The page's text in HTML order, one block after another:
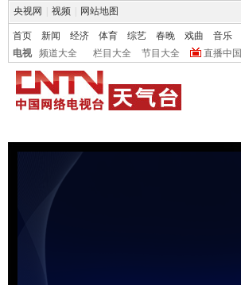
央视网 视频 网站地图
首页 新闻 经济 体育 综艺 春晚 戏曲 音乐
电视
频道大全 栏目大全 节目大全 直播中国